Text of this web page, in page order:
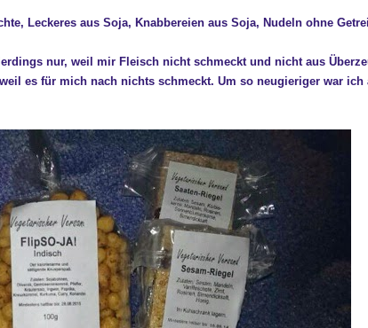
Leckeres aus Soja, Knabbereien aus Soja, Nudeln ohne
nur, weil mir Fleisch nicht schmeckt und nicht aus
es für mich nach nichts schmeckt. Um so neugieriger war ich